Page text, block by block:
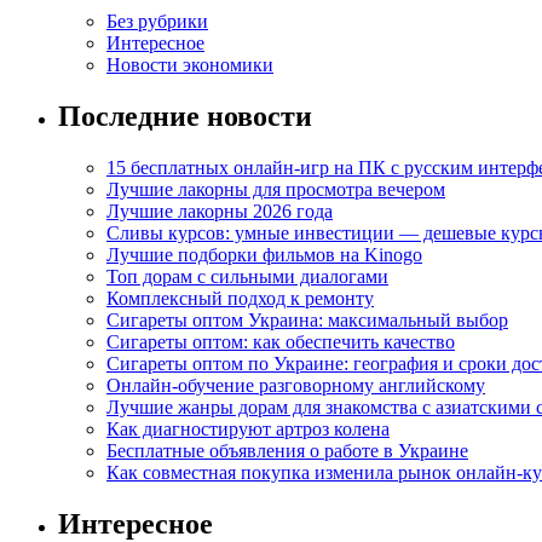
Без рубрики
Интересное
Новости экономики
Последние новости
15 бесплатных онлайн-игр на ПК с русским
Лучшие лакорны для просмотра вечером
Лучшие лакорны 2026 года
Сливы курсов: умные инвестиции — дешевые
Лучшие подборки фильмов на Kinogo
Топ дорам с сильными диалогами
Комплексный подход к ремонту
Сигареты оптом Украина: максимальный выбор
Сигареты оптом: как обеспечить качество
Сигареты оптом по Украине: география и сроки
Онлайн-обучение разговорному английскому
Лучшие жанры дорам для знакомства с азиатскими
Как диагностируют артроз колена
Бесплатные объявления о работе в Украине
Как совместная покупка изменила рынок онлайн-
Интересное